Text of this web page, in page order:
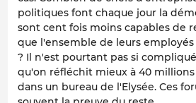
politiques font chaque jour la
sont cent fois moins capables de
que l'ensemble de leurs
? Il n'est pourtant pas si
qu'on réfléchit mieux à 40 millions
dans un bureau de l'Elysée. Ces